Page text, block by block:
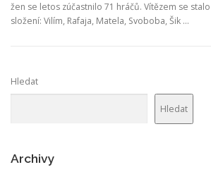
žen se letos zúčastnilo 71 hráčů. Vítězem se
složení: Vilím, Rafaja, Matela, Svoboba, Šik …
Hledat
Hledat
Archivy